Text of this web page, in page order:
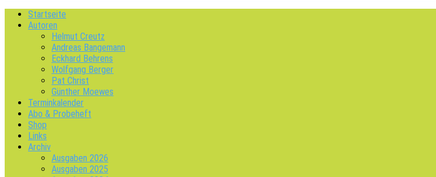
Startseite
Autoren
Helmut Creutz
Andreas Bangemann
Eckhard Behrens
Wolfgang Berger
Pat Christ
Günther Moewes
Terminkalender
Abo & Probeheft
Shop
Links
Archiv
Ausgaben 2026
Ausgaben 2025